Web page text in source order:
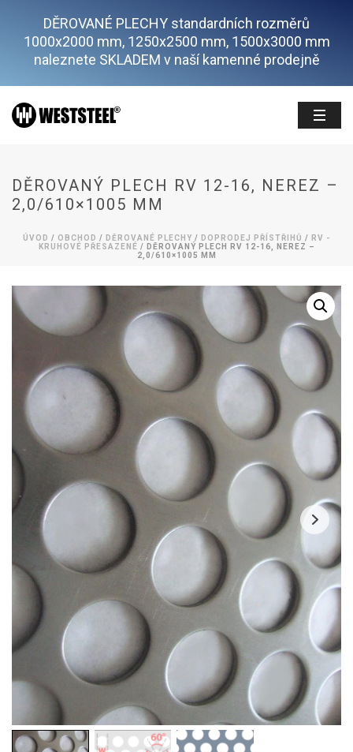
DĚROVANÉ PLECHY standardních rozměrů
1000x2000 mm, 1250x2500 mm, 1500x3000 mm
naleznete SKLADEM v naší kamenné prodejně
DĚROVANÝ PLECH RV 12-16, NEREZ –
2,0/610×1005 MM
ÚVOD / OBCHOD / DĚROVANÉ PLECHY / DOPRODEJ PŘÍSTŘIHŮ / RV -
KRUHOVÉ PŘESAZENÉ / DĚROVANÝ PLECH RV 12-16, NEREZ –
2,0/610×1005 MM